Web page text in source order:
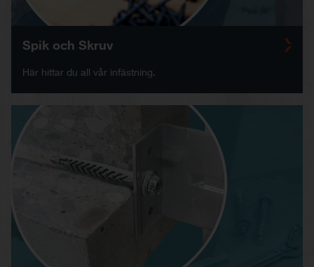
Spik och Skruv
Här hittar du all vår infästning.